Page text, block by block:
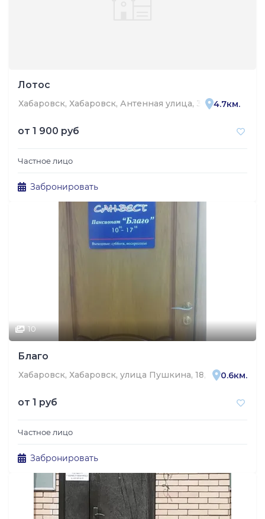
Лотос
Хабаровск, Хабаровск, Антенная улица, 31 4.7км.
от 1 900 руб
Частное лицо
Забронировать
10
Благо
Хабаровск, Хабаровск, улица Пушкина, 18, офис 22,
0.6км.
от 1 руб
Частное лицо
Забронировать